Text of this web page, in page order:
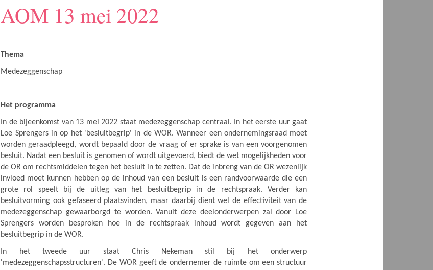
AOM 13 mei 2022
Thema
Medezeggenschap
Het programma
In de bijeenkomst van 13 mei 2022 staat medezeggenschap centraal. In het eerste uur gaat
Loe Sprengers in op het 'besluitbegrip' in de WOR. Wanneer een ondernemingsraad moet
worden geraadpleegd, wordt bepaald door de vraag of er sprake is van een voorgenomen
besluit. Nadat een besluit is genomen of wordt uitgevoerd, biedt de wet mogelijkheden voor
de OR om rechtsmiddelen tegen het besluit in te zetten. Dat de inbreng van de OR wezenlijk
invloed moet kunnen hebben op de inhoud van een besluit is een randvoorwaarde die een
grote rol speelt bij de uitleg van het besluitbegrip in de rechtspraak. Verder kan
besluitvorming ook gefaseerd plaatsvinden, maar daarbij dient wel de effectiviteit van de
medezeggenschap gewaarborgd te worden. Vanuit deze deelonderwerpen zal door Loe
Sprengers worden besproken hoe in de rechtspraak inhoud wordt gegeven aan het
besluitbegrip in de WOR.
In het tweede uur staat Chris Nekeman stil bij het onderwerp
'medezeggenschapsstructuren'. De WOR geeft de ondernemer de ruimte om een structuur